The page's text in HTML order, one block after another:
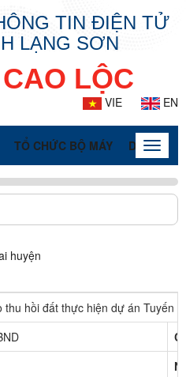
TIN ĐIỆN TỬ
LẠNG SƠN
LỘC
VIE EN
TỔ CHỨC BỘ MÁY DOANH
Toggle
huyện
thu hồi đất thực hiện dự án Tuyến